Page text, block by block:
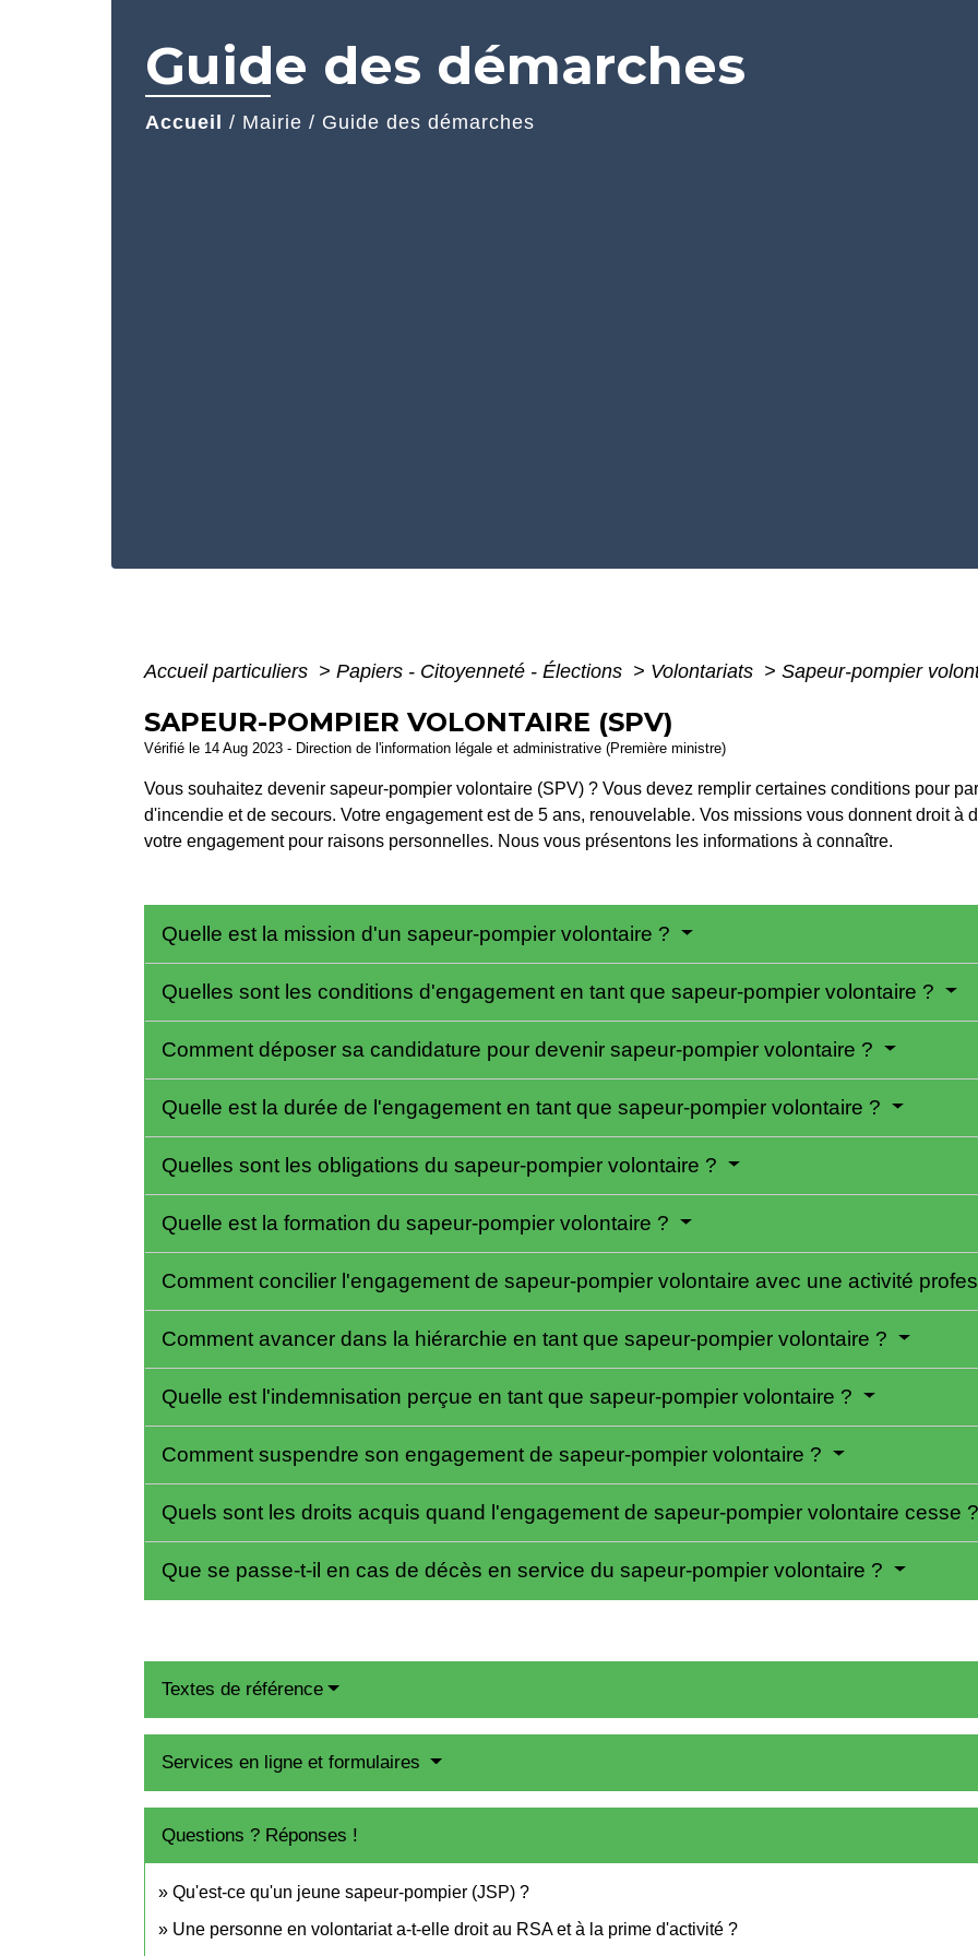
Guide des démarches
Accueil / Mairie / Guide des démarches
Accueil particuliers > Papiers - Citoyenneté - Élections > Volontariats > Sapeur-pompier
SAPEUR-POMPIER VOLONTAIRE (SPV)
Vérifié le 14 Aug 2023 - Direction de l'information légale et administrative (Première ministre)
Vous souhaitez devenir sapeur-pompier volontaire (SPV) ? Vous devez remplir certaines conditions pour
d'incendie et de secours. Votre engagement est de 5 ans, renouvelable. Vos missions vous donnent droit à
votre engagement pour raisons personnelles. Nous vous présentons les informations à connaître.
Quelle est la mission d'un sapeur-pompier volontaire ?
Quelles sont les conditions d'engagement en tant que sapeur-pompier volontaire ?
Comment déposer sa candidature pour devenir sapeur-pompier volontaire ?
Quelle est la durée de l'engagement en tant que sapeur-pompier volontaire ?
Quelles sont les obligations du sapeur-pompier volontaire ?
Quelle est la formation du sapeur-pompier volontaire ?
Comment concilier l'engagement de sapeur-pompier volontaire avec une activité
Comment avancer dans la hiérarchie en tant que sapeur-pompier volontaire ?
Quelle est l'indemnisation perçue en tant que sapeur-pompier volontaire ?
Comment suspendre son engagement de sapeur-pompier volontaire ?
Quels sont les droits acquis quand l'engagement de sapeur-pompier volontaire cesse
Que se passe-t-il en cas de décès en service du sapeur-pompier volontaire ?
Textes de référence
Services en ligne et formulaires
Questions ? Réponses !
Qu'est-ce qu'un jeune sapeur-pompier (JSP) ?
Une personne en volontariat a-t-elle droit au RSA et à la prime d'activité ?